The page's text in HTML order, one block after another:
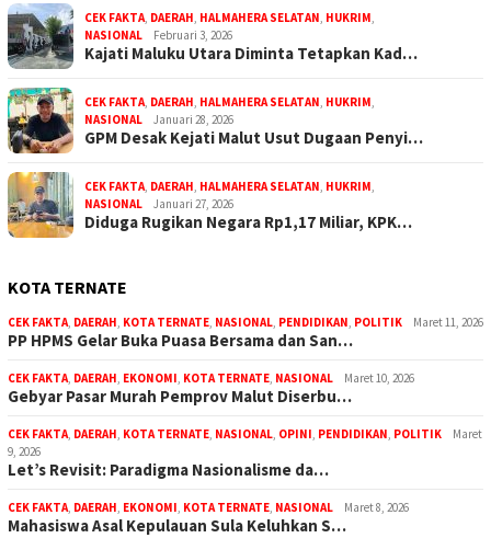
CEK FAKTA, DAERAH, HALMAHERA SELATAN, HUKRIM,
NASIONAL
Februari 3, 2026
Kajati Maluku Utara Diminta Tetapkan Kad…
CEK FAKTA, DAERAH, HALMAHERA SELATAN, HUKRIM,
NASIONAL
Januari 28, 2026
GPM Desak Kejati Malut Usut Dugaan Penyi…
CEK FAKTA, DAERAH, HALMAHERA SELATAN, HUKRIM,
NASIONAL
Januari 27, 2026
Diduga Rugikan Negara Rp1,17 Miliar, KPK…
KOTA TERNATE
CEK FAKTA, DAERAH, KOTA TERNATE, NASIONAL, PENDIDIKAN, POLITIK Maret 11, 2026
PP HPMS Gelar Buka Puasa Bersama dan San…
CEK FAKTA, DAERAH, EKONOMI, KOTA TERNATE, NASIONAL Maret 10, 2026
Gebyar Pasar Murah Pemprov Malut Diserbu…
CEK FAKTA, DAERAH, KOTA TERNATE, NASIONAL, OPINI, PENDIDIKAN, POLITIK
Maret
9, 2026
Let’s Revisit: Paradigma Nasionalisme da…
CEK FAKTA, DAERAH, EKONOMI, KOTA TERNATE, NASIONAL Maret 8, 2026
Mahasiswa Asal Kepulauan Sula Keluhkan S…